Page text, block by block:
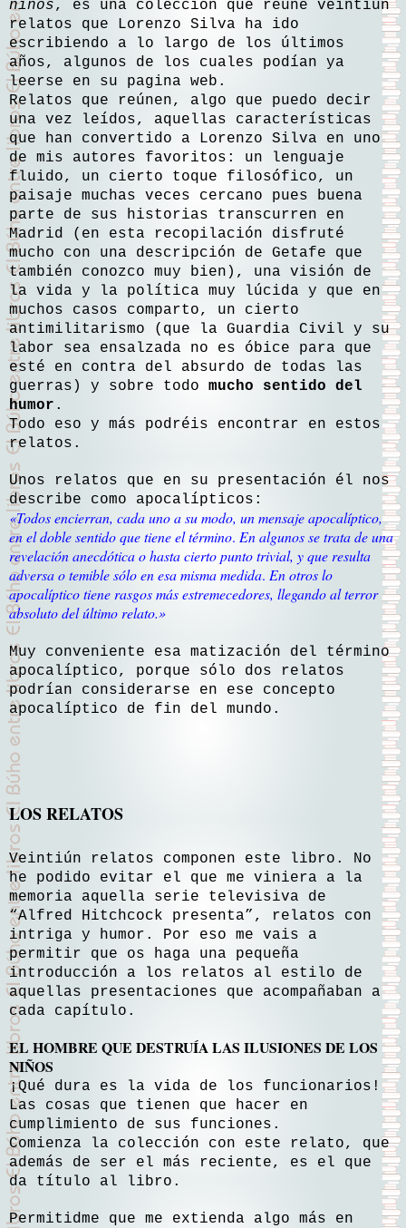
niños, es una colección que reúne veintiún
relatos que Lorenzo Silva ha ido
escribiendo a lo largo de los últimos
años, algunos de los cuales podían ya
leerse en su pagina web.
Relatos que reúnen, algo que puedo decir
una vez leídos, aquellas características
que han convertido a Lorenzo Silva en uno
de mis autores favoritos: un lenguaje
fluido, un cierto toque filosófico, un
paisaje muchas veces cercano pues buena
parte de sus historias transcurren en
Madrid (en esta recopilación disfruté
mucho con una descripción de Getafe que
también conozco muy bien), una visión de
la vida y la política muy lúcida y que en
muchos casos comparto, un cierto
antimilitarismo (que
la Guardia Civil y su
labor sea ensalzada no es óbice para que
esté en contra del absurdo de todas las
guerras) y sobre todo mucho sentido del
humor .
Todo eso y más podréis encontrar en estos
relatos.
Unos relatos que en su presentación él nos
describe como apocalípticos:
«Todos encierran, cada uno a su modo, un mensaje apocalíptico,
en el doble sentido que tiene el término. En algunos se trata de una
revelación anecdótica o hasta cierto punto trivial, y que resulta
adversa o temible sólo en esa misma medida. En otros lo
apocalíptico tiene rasgos más estremecedores, llegando al terror
absoluto del último relato.»
Muy conveniente esa matización del término
apocalíptico, porque sólo dos relatos
podrían considerarse en ese concepto
apocalíptico de fin del mundo.
LOS RELATOS
Veintiún relatos componen este libro. No
he podido evitar el que me viniera a la
memoria aquella serie televisiva de
“Alfred Hitchcock presenta”, relatos con
intriga y humor. Por eso me vais a
permitir que os haga una pequeña
introducción a los relatos al estilo de
aquellas presentaciones que acompañaban a
cada capítulo.
EL HOMBRE QUE DESTRUÍA LAS ILUSIONES DE LOS
NIÑOS
¡Qué dura es la vida de los funcionarios!
Las cosas que tienen que hacer en
cumplimiento de sus funciones.
Comienza la colección con este relato, que
además de ser el más reciente, es el que
da título al libro.
Permitidme que me extienda algo más en